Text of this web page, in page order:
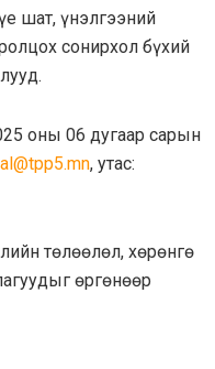
шат, үнэлгээний
сонирхол бүхий
оны 06 дугаар сарын
, утас:
төлөөлөл, хөрөнгө
өргөнөөр